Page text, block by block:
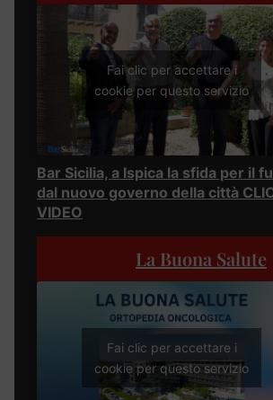
Fai clic per accettare i
cookie per questo servizio
Bar Sicilia, a Ispica la sfida per il
dal nuovo governo della città
VIDEO
La Buona Salute
Fai clic per accettare i
cookie per questo servizio